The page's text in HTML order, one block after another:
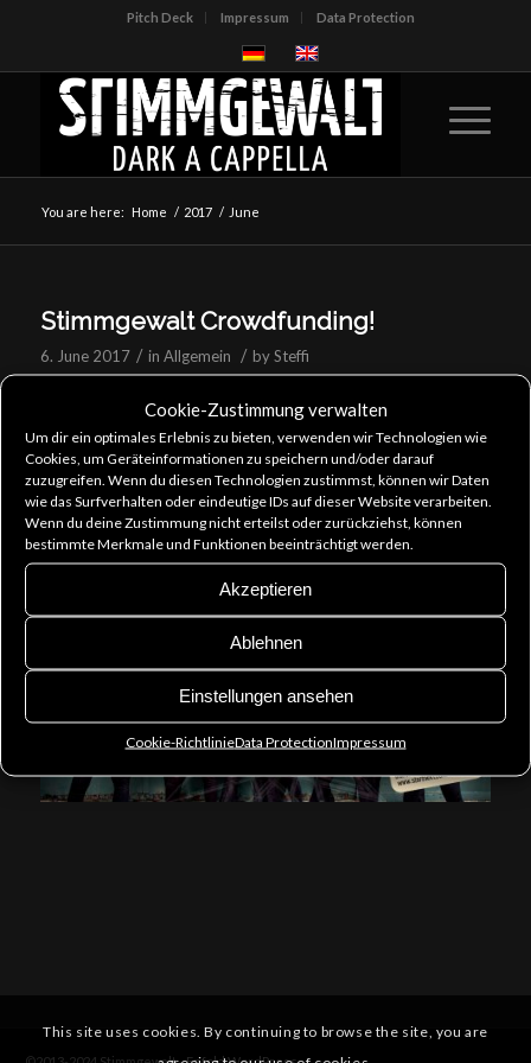
Cookie-Zustimmung verwalten
Um dir ein optimales Erlebnis zu bieten, verwenden wir Technologien wie
Cookies, um Geräteinformationen zu speichern und/oder darauf
zuzugreifen. Wenn du diesen Technologien zustimmst, können wir Daten
wie das Surfverhalten oder eindeutige IDs auf dieser Website verarbeiten.
Wenn du deine Zustimmung nicht erteilst oder zurückziehst, können
bestimmte Merkmale und Funktionen beeinträchtigt werden.
Akzeptieren
Ablehnen
Einstellungen ansehen
Cookie-RichtlinieData ProtectionImpressum
Pitch Deck Impressum Data Protection
You are here: Home / 2017 / June
Stimmgewalt Crowdfunding!
6. June 2017 / in Allgemein / bySteffi
We’re planning our first solo tour at special locations
with great acoustics and want to take the opportunity
to record a live album. Into it?
Support us on Startnext to make this dream come true!
We’re offering a wide variety of great perks:
https://www.startnext.com/stimmgewalt
This site uses cookies. By continuing to browse the site, you are